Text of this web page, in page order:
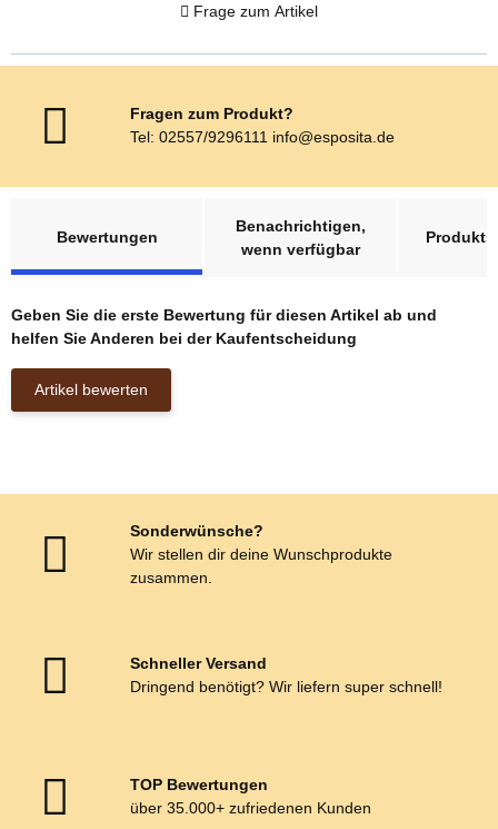
Frage zum Artikel
Fragen zum Produkt?
Tel: 02557/9296111 info@esposita.de
Bewertungen
Benachrichtigen,
wenn verfügbar
Geben Sie die erste Bewertung für diesen Artikel ab und
helfen Sie Anderen bei der Kaufentscheidung
Artikel bewerten
Sonderwünsche?
Wir stellen dir deine Wunschprodukte
zusammen.
Schneller Versand
Dringend benötigt? Wir liefern super schnell!
TOP Bewertungen
über 35.000+ zufriedenen Kunden